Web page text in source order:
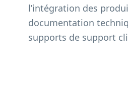
l’intégration des
documentation
supports de support